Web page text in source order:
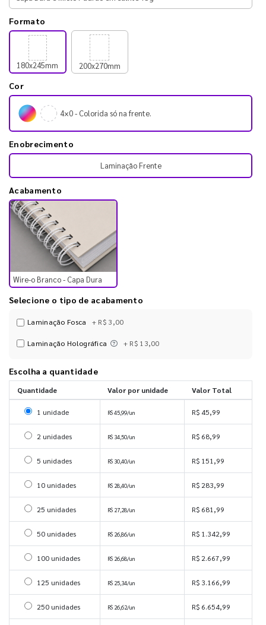
Formato
180x245mm 200x270mm
Cor
4×0 - Colorida só na frente.
Enobrecimento
Laminação Frente
Acabamento
Wire-o Branco - Capa Dura
Selecione o tipo de acabamento
Laminação Fosca + R$ 3,00
Laminação Holográfica + R$ 13,00
Escolha a quantidade
Quantidade Valor por unidade Valor Total
Selecionar 1 unidade
1 unidade R$ 45,99/un R$ 45,99
Selecionar 2 unidades
2 unidades R$ 34,50/un R$ 68,99
Selecionar 5 unidades
5 unidades R$ 30,40/un R$ 151,99
Selecionar 10 unidades
10 unidades R$ 28,40/un R$ 283,99
Selecionar 25 unidades
25 unidades R$ 27,28/un R$ 681,99
Selecionar 50 unidades
50 unidades R$ 26,86/un R$ 1.342,99
Selecionar 100 unidades
100 unidades R$ 26,68/un R$ 2.667,99
Selecionar 125 unidades
125 unidades R$ 25,34/un R$ 3.166,99
Selecionar 250 unidades
250 unidades R$ 26,62/un R$ 6.654,99